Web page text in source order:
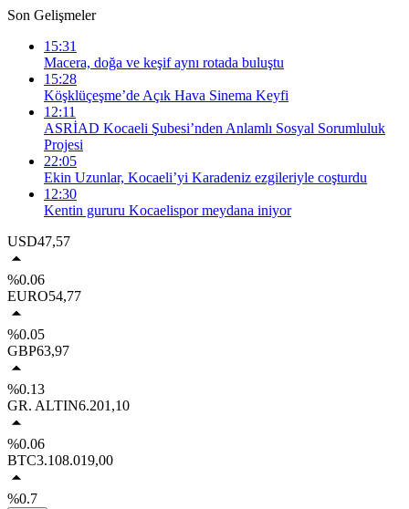
Son Gelişmeler
15:31
Macera, doğa ve keşif aynı rotada buluştu
15:28
Köşklüçeşme’de Açık Hava Sinema Keyfi
12:11
ASRİAD Kocaeli Şubesi’nden Anlamlı Sosyal Sorumluluk
Projesi
22:05
Ekin Uzunlar, Kocaeli’yi Karadeniz ezgileriyle coşturdu
12:30
Kentin gururu Kocaelispor meydana iniyor
USD47,57
%0.06
EURO54,77
%0.05
GBP63,97
%0.13
GR. ALTIN6.201,10
%0.06
BTC3.108.019,00
%0.7